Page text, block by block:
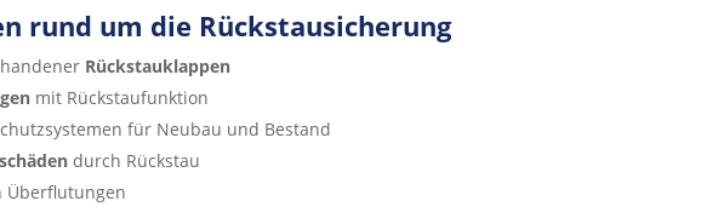
rund um die Rückstausicherung
Rückstauklappen
mit Rückstaufunktion
für Neubau und Bestand
durch Rückstau
Überflutungen